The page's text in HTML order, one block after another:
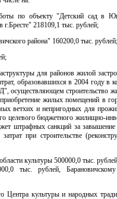
по объекту "Детский сад в
г.Бресте" 218109,1 тыс. рублей;
района" 160200,0 тыс. рублей;
для районов жилой
образовавшихся в 2004 году в
осуществляющем строительство
жилых помещений в
ветхих и непригодных для
целевого бюджетного жилищно-
штрафных санкций за
при строительстве
культуры 500000,0 тыс.
тыс. рублей,
Центра культуры и народных